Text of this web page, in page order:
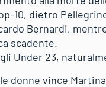
10, dietro
Bernardi,
scadente.
Under 23,
donne vince